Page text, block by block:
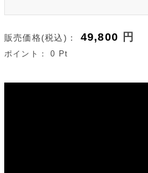
販売価格(税込)： 49,800 円
ポイント：0 Pt